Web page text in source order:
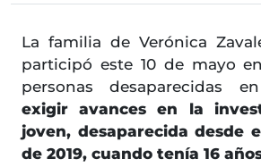
La familia de Verónica
participó este 10 de mayo
personas desaparecidas
exigir avances en la
joven, desaparecida desde
de 2019, cuando tenía 16